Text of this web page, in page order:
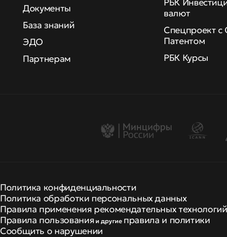
Документы
База знаний
ЭДО
Партнерам
валют
Спецпроект с
Патентом
РБК Курсы
Политика конфиденциальности
Политика обработки персональных данных
Правила применения рекомендательных технологий
Правила пользования и другие правила и политики
Сообщить о нарушении